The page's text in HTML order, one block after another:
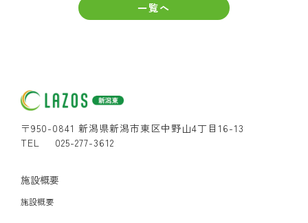
一覧へ
〒950-0841 新潟県新潟市東区中野山4丁目16-13
TEL
025-277-3612
施設概要
施設概要